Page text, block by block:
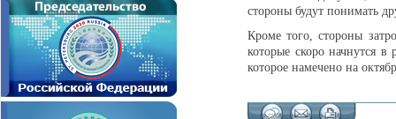
стороны будут понимать
Кроме того, стороны
которые скоро начнутся
которое намечено на